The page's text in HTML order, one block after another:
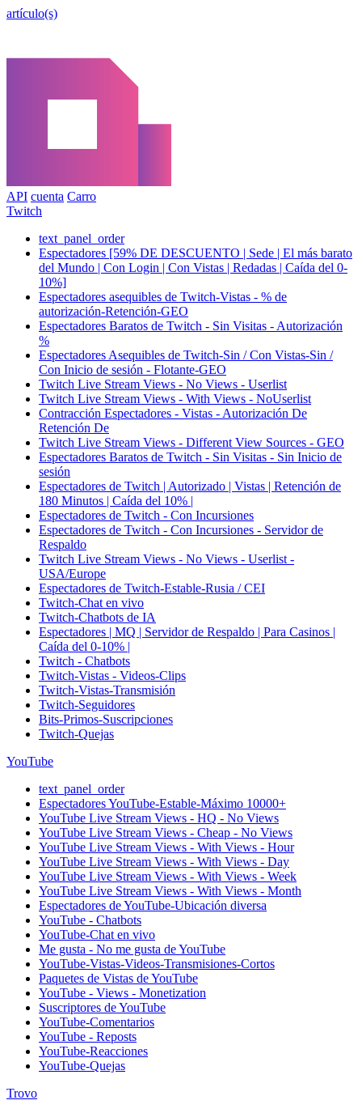
artículo(s)
API cuenta Carro
Twitch
text_panel_order
Espectadores [59% DE DESCUENTO | Sede | El más barato
del Mundo | Con Login | Con Vistas | Redadas | Caída del 0-
10%]
Espectadores asequibles de Twitch-Vistas - % de
autorización-Retención-GEO
Espectadores Baratos de Twitch - Sin Visitas - Autorización
%
Espectadores Asequibles de Twitch-Sin / Con Vistas-Sin /
Con Inicio de sesión - Flotante-GEO
Twitch Live Stream Views - No Views - Userlist
Twitch Live Stream Views - With Views - NoUserlist
Contracción Espectadores - Vistas - Autorización De
Retención De
Twitch Live Stream Views - Different View Sources - GEO
Espectadores Baratos de Twitch - Sin Visitas - Sin Inicio de
sesión
Espectadores de Twitch | Autorizado | Vistas | Retención de
180 Minutos | Caída del 10% |
Espectadores de Twitch - Con Incursiones
Espectadores de Twitch - Con Incursiones - Servidor de
Respaldo
Twitch Live Stream Views - No Views - Userlist -
USA/Europe
Espectadores de Twitch-Estable-Rusia / CEI
Twitch-Chat en vivo
Twitch-Chatbots de IA
Espectadores | MQ | Servidor de Respaldo | Para Casinos |
Caída del 0-10% |
Twitch - Chatbots
Twitch-Vistas - Videos-Clips
Twitch-Vistas-Transmisión
Twitch-Seguidores
Bits-Primos-Suscripciones
Twitch-Quejas
YouTube
text_panel_order
Espectadores YouTube-Estable-Máximo 10000+
YouTube Live Stream Views - HQ - No Views
YouTube Live Stream Views - Cheap - No Views
YouTube Live Stream Views - With Views - Hour
YouTube Live Stream Views - With Views - Day
YouTube Live Stream Views - With Views - Week
YouTube Live Stream Views - With Views - Month
Espectadores de YouTube-Ubicación diversa
YouTube - Chatbots
YouTube-Chat en vivo
Me gusta - No me gusta de YouTube
YouTube-Vistas-Videos-Transmisiones-Cortos
Paquetes de Vistas de YouTube
YouTube - Views - Monetization
Suscriptores de YouTube
YouTube-Comentarios
YouTube - Reposts
YouTube-Reacciones
YouTube-Quejas
Trovo